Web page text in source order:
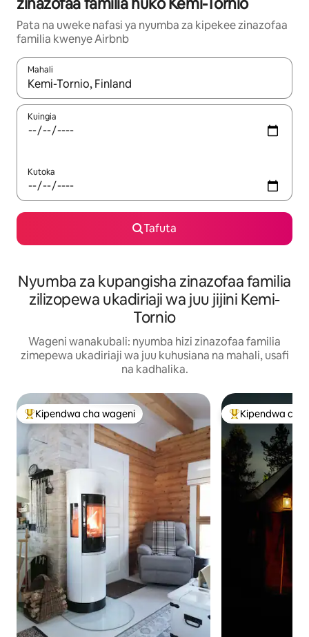
Pata na uweke nafasi ya nyumba za kipekee zinazofaa
familia kwenye Airbnb
Mahali
Wakati matokeo yanapatikana, vinjari kwa kutumia vitufe vya
Kuingia
Kutoka
Tafuta
Nyumba za kupangisha zinazofaa familia
zilizopewa ukadiriaji wa juu jijini Kemi-
Tornio
Wageni wanakubali: nyumba hizi zinazofaa familia
zimepewa ukadiriaji wa juu kuhusiana na mahali, usafi
na kadhalika.
Kipendwa maarufu cha wageni
Kipendwa cha wageni Kipendwa
Kipendwa cha